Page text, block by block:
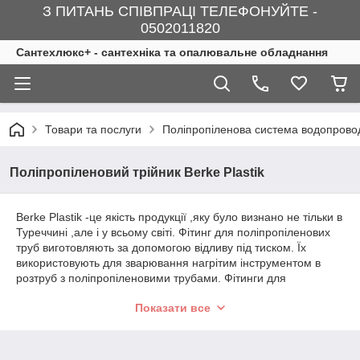
З ПИТАНЬ СПІВПРАЦІ ТЕЛЕФОНУЙТЕ -
0502011820
Сантехлюкс+ - сантехніка та опалювальне обладнання
Товари та послуги Поліпропіленова система
Поліпропіленовий трійник Berke Plastik
Berke Plastik -це якість продукції ,яку було визнано не тільки в
Туреччині ,але і у всьому світі. Фітинг для поліпропіленових
труб виготовляють за допомогою відливу під тиском. Їх
використовують для зварювання нагрітим інструментом в
розтруб з поліпропіленовими трубами. Фітинги для
монтажу систем опалення та водопостачання за винятком
Показати все